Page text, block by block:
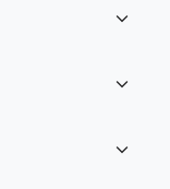
expand_more
expand_more
expand_more